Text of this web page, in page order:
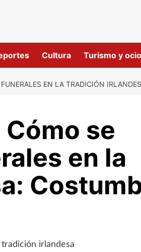
Cultura Turismo y ocio
EN LA TRADICIÓN
se
en la